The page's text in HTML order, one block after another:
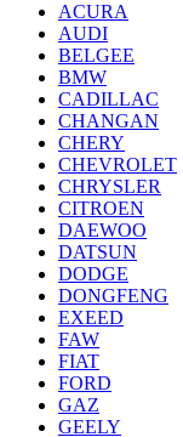
ACURA
AUDI
BELGEE
BMW
CADILLAC
CHANGAN
CHERY
CHEVROLET
CHRYSLER
CITROEN
DAEWOO
DATSUN
DODGE
DONGFENG
EXEED
FAW
FIAT
FORD
GAZ
GEELY